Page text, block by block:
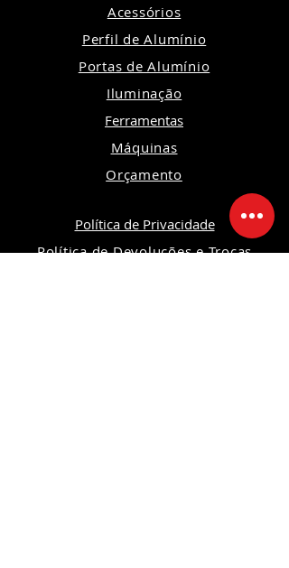
Acessórios
Perfil de Alumínio
Portas de Alumínio
Iluminação
Ferramentas
Máquinas
Orçamento
Política de Privacidade
Política de Devoluções e Trocas